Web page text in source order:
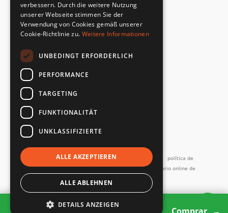
2 products
DEVOLUCIONES RÁPIDAS Y SENCILLAS
Servicio de devoluciones
DIRECTAMENTE DEL FABRICANTE
Control de calidad especial
Imprimir Términos y Condiciones Términos de servicio
política de
privacidad
Contacto Política de devoluciones
Formulario online de
desistimiento
Todos los precios incl. IVA
Copyright SMARTBett GmbH © 2026
y más...
verbessern. Durch die weitere Nutzung
unserer Webseite stimmen Sie der
Verwendung von Cookies gemäß unserer
Cookie-Richtlinie zu. Weitere Informationen
UNBEDINGT ERFORDERLICH
PERFORMANCE
TARGETING
FUNKTIONALITÄT
UNKLASSIFIZIERTE
ALLE AKZEPTIEREN
ALLE ABLEHNEN
DETAILS ANZEIGEN